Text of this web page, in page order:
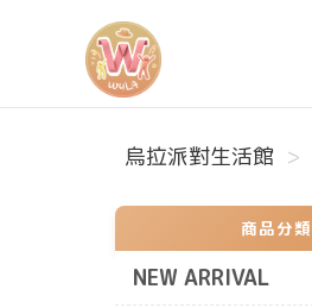
烏拉派對生活館
烏拉派對生活館
商品分類
NEW ARRIVAL